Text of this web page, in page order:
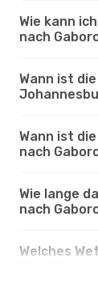
Wie kann
nach
Wann ist
Wann ist
nach
Wie lange
nach
Welches